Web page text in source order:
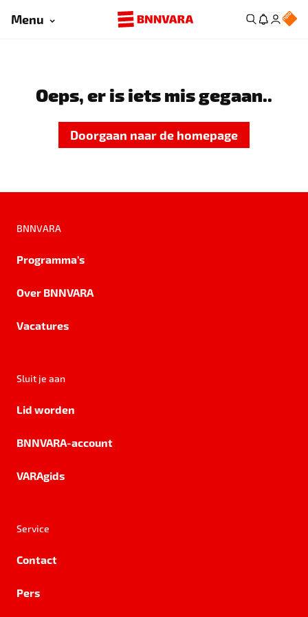
Menu
Oeps, er is iets mis gegaan..
Doorgaan naar de homepage
BNNVARA
Programma's
Over BNNVARA
Vacatures
Sluit je aan
Lid worden
BNNVARA-account
VARAgids
Service
Contact
Pers